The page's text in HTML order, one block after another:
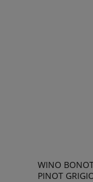
WINO
PINOT